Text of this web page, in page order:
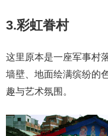
3.彩虹眷村
这里原本是一座军事村
墙壁、地面绘满缤纷的
趣与艺术氛围。